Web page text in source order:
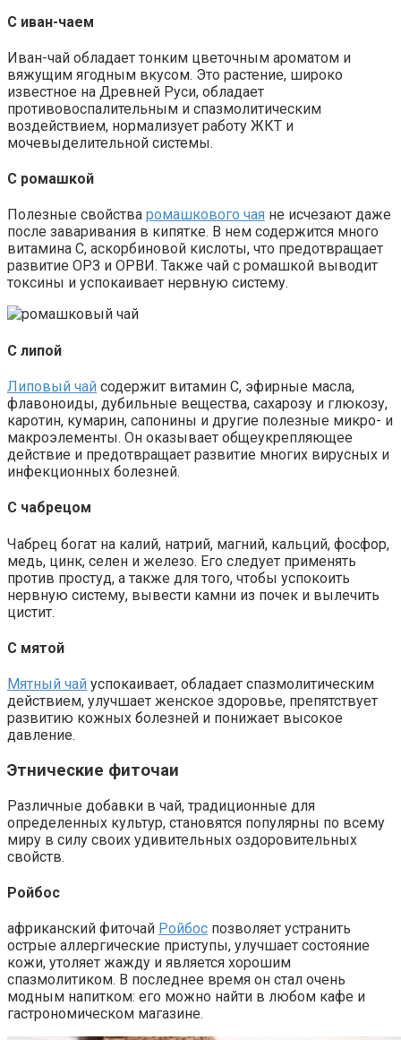
С иван-чаем
Иван-чай обладает тонким цветочным ароматом и
вяжущим ягодным вкусом. Это растение, широко
известное на Древней Руси, обладает
противовоспалительным и спазмолитическим
воздействием, нормализует работу ЖКТ и
мочевыделительной системы.
С ромашкой
Полезные свойства ромашкового чая не исчезают даже
после заваривания в кипятке. В нем содержится много
витамина С, аскорбиновой кислоты, что предотвращает
развитие ОРЗ и ОРВИ. Также чай с ромашкой выводит
токсины и успокаивает нервную систему.
С липой
Липовый чай содержит витамин C, эфирные масла,
флавоноиды, дубильные вещества, сахарозу и глюкозу,
каротин, кумарин, сапонины и другие полезные микро- и
макроэлементы. Он оказывает общеукрепляющее
действие и предотвращает развитие многих вирусных и
инфекционных болезней.
С чабрецом
Чабрец богат на калий, натрий, магний, кальций, фосфор,
медь, цинк, селен и железо. Его следует применять
против простуд, а также для того, чтобы успокоить
нервную систему, вывести камни из почек и вылечить
цистит.
С мятой
Мятный чай успокаивает, обладает спазмолитическим
действием, улучшает женское здоровье, препятствует
развитию кожных болезней и понижает высокое
давление.
Этнические фиточаи
Различные добавки в чай, традиционные для
определенных культур, становятся популярны по всему
миру в силу своих удивительных оздоровительных
свойств.
Ройбос
африканский фиточай Ройбос позволяет устранить
острые аллергические приступы, улучшает состояние
кожи, утоляет жажду и является хорошим
спазмолитиком. В последнее время он стал очень
модным напитком: его можно найти в любом кафе и
гастрономическом магазине.